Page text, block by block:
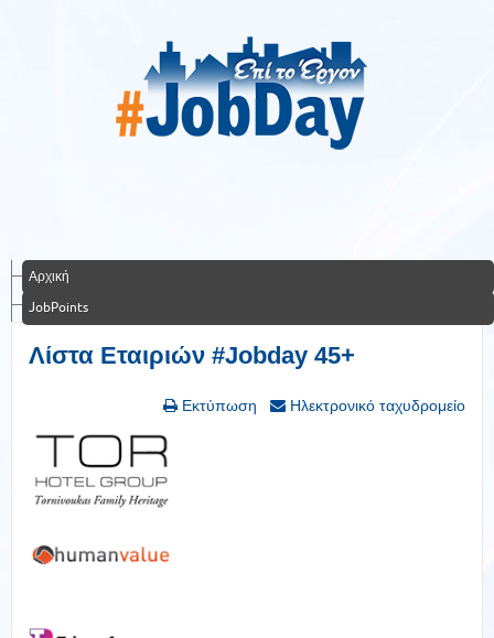
Αρχική
JobPoints
Λίστα Εταιριών #Jobday 45+
Εκτύπωση Ηλεκτρονικό ταχυδρομείο